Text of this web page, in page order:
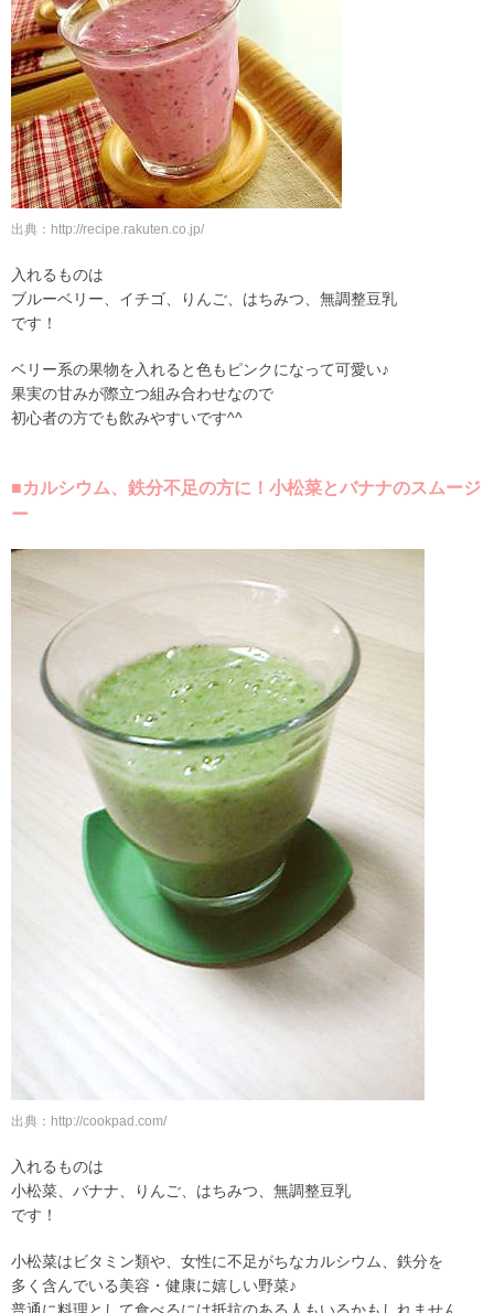
出典：http://recipe.rakuten.co.jp/
入れるものは
ブルーベリー、イチゴ、りんご、はちみつ、無調整豆乳
です！
ベリー系の果物を入れると色もピンクになって可愛い♪
果実の甘みが際立つ組み合わせなので
初心者の方でも飲みやすいです^^
■カルシウム、鉄分不足の方に！小松菜とバナナのスムージ
ー
出典：http://cookpad.com/
入れるものは
小松菜、バナナ、りんご、はちみつ、無調整豆乳
です！
小松菜はビタミン類や、女性に不足がちなカルシウム、鉄分を
多く含んでいる美容・健康に嬉しい野菜♪